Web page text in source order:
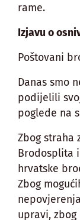
rame.
Izjavu o
Poštovani
Danas smo
podijelili
poglede na
Zbog straha
Brodosplita
hrvatske
Zbog
upravi,